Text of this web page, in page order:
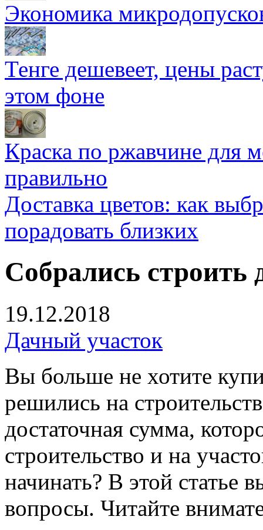
Экономика
Тенге дешевеет, цены
этом фоне
Краска по ржавчине для
правильно
Доставка цветов: как
порадовать близких
Собрались
19.12.2018
Дачный участок
Вы больше не хотите
решились на
достаточная сумма,
строительство и на
начинать? В этой статье
вопросы. Читайте